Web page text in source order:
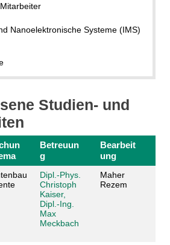
Nanoelektronische Systeme (IMS)
Studien- und
Betreuun
g
Bearbeit
ung
Dipl.-Phys.
Christoph
Kaiser,
Dipl.-Ing.
Max
Meckbach
Maher
Rezem